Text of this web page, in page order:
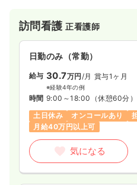
訪問看護正看護師
日勤のみ（常勤）
給与 30.7万円/月 賞与1ヶ月
※経験4年の例
時間 9:00～18:00 （休憩60分）
土日休み
オンコールあり
月給40万円以上可
気になる